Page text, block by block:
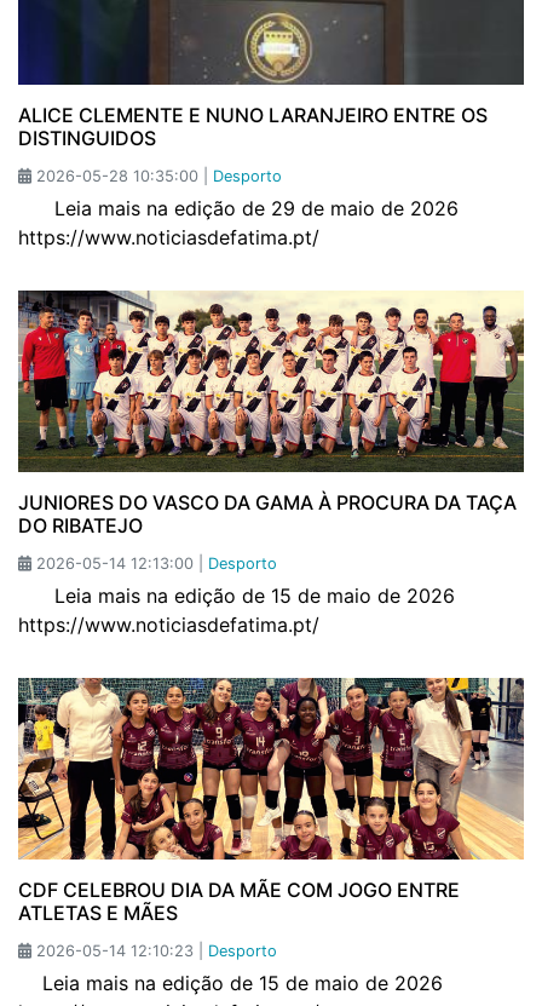
ALICE CLEMENTE E NUNO LARANJEIRO ENTRE OS
DISTINGUIDOS
2026-05-28 10:35:00 | Desporto
Leia mais na edição de 29 de maio de 2026
https://www.noticiasdefatima.pt/
JUNIORES DO VASCO DA GAMA À PROCURA DA TAÇA
DO RIBATEJO
2026-05-14 12:13:00 | Desporto
Leia mais na edição de 15 de maio de 2026
https://www.noticiasdefatima.pt/
CDF CELEBROU DIA DA MÃE COM JOGO ENTRE
ATLETAS E MÃES
2026-05-14 12:10:23 | Desporto
Leia mais na edição de 15 de maio de 2026